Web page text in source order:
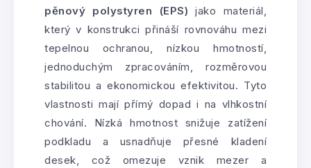
pěnový polystyren (EPS) jako materiál,
který v konstrukci přináší rovnováhu mezi
tepelnou ochranou, nízkou hmotností,
jednoduchým zpracováním, rozměrovou
stabilitou a ekonomickou efektivitou. Tyto
vlastnosti mají přímý dopad i na vlhkostní
chování. Nízká hmotnost snižuje zatížení
podkladu a usnadňuje přesné kladení
desek, což omezuje vznik mezer a